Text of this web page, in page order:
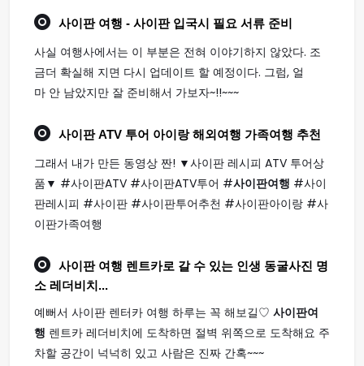
사이판 여행 - 사이판 입국시 필요 서류 준비
사실 여행사에서는 이 부분은 전혀 이야기하지 않았다. 조
금더 확실해 지면 다시 업데이트 할 예정이다. 그럼, 얼
마 안 남았지만 잘 준비해서 가보자~!!~~~
사이판ATV 투어 아이랑 해외 여행 가족여행 추천
그래서 내가 만든 동영상 짠! ▼사이판 레시피 ATV 투어상
품▼ #사이판ATV #사이판ATV투어 #사이판여행 #사이
판레시피 #사이판 #사이판투어추천 #사이판아이랑 #사
이판가족여행
사이판 여행 렌트카로 갈 수 있는 인생 동굴사진 명
소 레더비치...
예뻐서 사이판 렌터카 여행 하루는 꼭 해보길♡ 사이판여
행 렌트카 레더비치에 도착하면 절벽 위쪽으로 도착해요 주
차할 공간이 넉넉히 있고 사람은 진짜 간혹~~~